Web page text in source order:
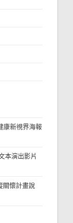
康新視界海報
本演出影片
關懷計畫說